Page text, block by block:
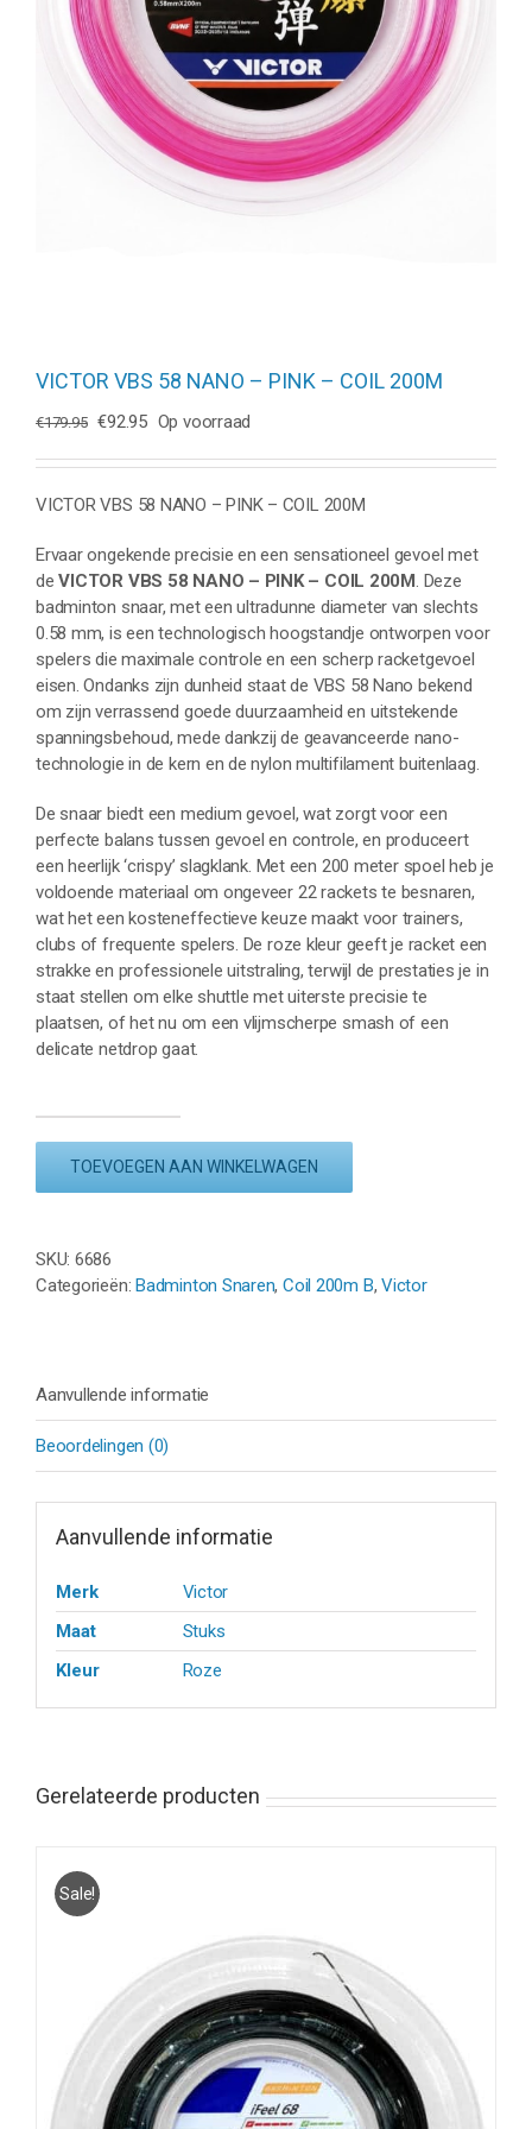
VICTOR VBS 58 NANO – PINK – COIL 200M
€179.95 Oorspronkelijke
was:
€179.95.
€92.95Huidige
is:
€92.95.
Op voorraad
VICTOR VBS 58 NANO – PINK – COIL 200M
Ervaar ongekende precisie en een sensationeel gevoel met
deVICTOR VBS 58 NANO – PINK – COIL 200M . Deze
badminton snaar, met een ultradunne diameter van slechts
0.58 mm, is een technologisch hoogstandje ontworpen voor
spelers die maximale controle en een scherp racketgevoel
eisen. Ondanks zijn dunheid staat de VBS 58 Nano bekend
om zijn verrassend goede duurzaamheid en uitstekende
spanningsbehoud, mede dankzij de geavanceerde nano-
technologie in de kern en de nylon multifilament buitenlaag.
De snaar biedt een medium gevoel, wat zorgt voor een
perfecte balans tussen gevoel en controle, en produceert
een heerlijk ‘crispy’ slagklank. Met een 200 meter spoel heb je
voldoende materiaal om ongeveer 22 rackets te besnaren,
wat het een kosteneffectieve keuze maakt voor trainers,
clubs of frequente spelers. De roze kleur geeft je racket een
strakke en professionele uitstraling, terwijl de prestaties je in
staat stellen om elke shuttle met uiterste precisie te
plaatsen, of het nu om een vlijmscherpe smash of een
delicate netdrop gaat.
VBS
PINK
-
TOEVOEGEN AAN WINKELWAGEN
SKU: 6686
Categorieën: Badminton Snaren,Coil 200m B,Victor
Aanvullende informatie
Beoordelingen (0)
Aanvullende informatie
Merk
Victor
Maat
Stuks
Kleur
Roze
Gerelateerde producten
Sale!